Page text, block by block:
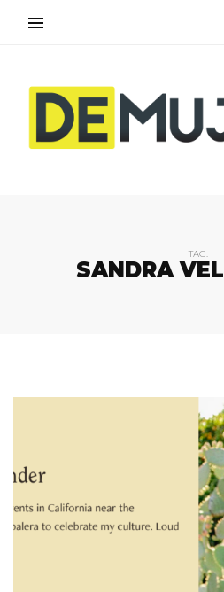
TAG:
SANDRA